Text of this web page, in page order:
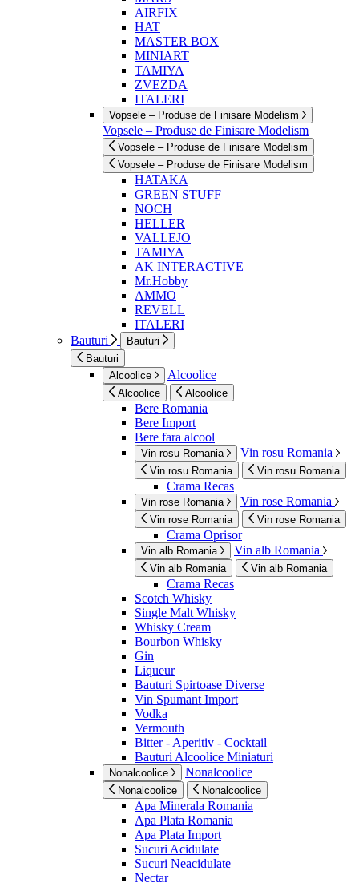
AIRFIX
HAT
MASTER BOX
MINIART
TAMIYA
ZVEZDA
ITALERI
Vopsele – Produse de Finisare Modelism
Vopsele – Produse de Finisare Modelism
Vopsele – Produse de Finisare Modelism
Vopsele – Produse de Finisare Modelism
HATAKA
GREEN STUFF
NOCH
HELLER
VALLEJO
TAMIYA
AK INTERACTIVE
Mr.Hobby
AMMO
REVELL
ITALERI
Bauturi
Bauturi
Bauturi
Alcoolice
Alcoolice
Alcoolice Alcoolice
Bere Romania
Bere Import
Bere fara alcool
Vin rosu Romania Vin rosu Romania
Vin rosu Romania Vin rosu Romania
Crama Recas
Vin rose Romania Vin rose Romania
Vin rose Romania Vin rose Romania
Crama Oprisor
Vin alb Romania Vin alb Romania
Vin alb Romania Vin alb Romania
Crama Recas
Scotch Whisky
Single Malt Whisky
Whisky Cream
Bourbon Whisky
Gin
Liqueur
Bauturi Spirtoase Diverse
Vin Spumant Import
Vodka
Vermouth
Bitter - Aperitiv - Cocktail
Bauturi Alcoolice Miniaturi
Nonalcoolice Nonalcoolice
Nonalcoolice Nonalcoolice
Apa Minerala Romania
Apa Plata Romania
Apa Plata Import
Sucuri Acidulate
Sucuri Neacidulate
Nectar